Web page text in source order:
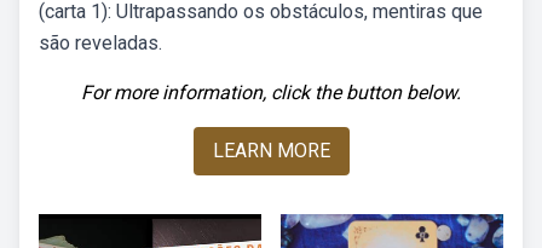
(carta 1): Ultrapassando os obstáculos, mentiras que
são reveladas.
For more information, click the button below.
LEARN MORE